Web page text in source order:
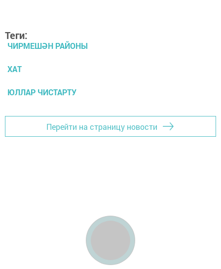
Теги:
ЧИРМЕШӘН РАЙОНЫ
ХАТ
ЮЛЛАР ЧИСТАРТУ
Перейти на страницу новости